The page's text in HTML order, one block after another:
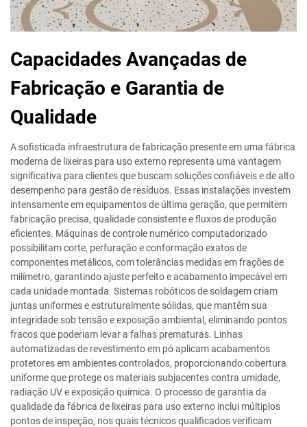
Capacidades Avançadas de
Fabricação e Garantia de
Qualidade
A sofisticada infraestrutura de fabricação presente em uma fábrica
moderna de lixeiras para uso externo representa uma vantagem
significativa para clientes que buscam soluções confiáveis e de alto
desempenho para gestão de resíduos. Essas instalações investem
intensamente em equipamentos de última geração, que permitem
fabricação precisa, qualidade consistente e fluxos de produção
eficientes. Máquinas de controle numérico computadorizado
possibilitam corte, perfuração e conformação exatos de
componentes metálicos, com tolerâncias medidas em frações de
milímetro, garantindo ajuste perfeito e acabamento impecável em
cada unidade montada. Sistemas robóticos de soldagem criam
juntas uniformes e estruturalmente sólidas, que mantêm sua
integridade sob tensão e exposição ambiental, eliminando pontos
fracos que poderiam levar a falhas prematuras. Linhas
automatizadas de revestimento em pó aplicam acabamentos
protetores em ambientes controlados, proporcionando cobertura
uniforme que protege os materiais subjacentes contra umidade,
radiação UV e exposição química. O processo de garantia da
qualidade da fábrica de lixeiras para uso externo inclui múltiplos
pontos de inspeção, nos quais técnicos qualificados verificam